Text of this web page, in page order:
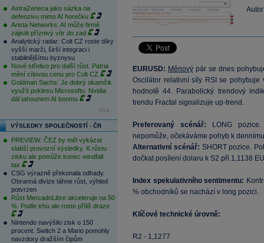
AstraZeneca jako sázka na
defenzivu mimo AI horečku
Arista Networks: AI může firmě
zajistit příznivý vítr do zad
Analytický radar: Colt CZ roste díky
vyšší marži, širší integraci i
stabilnějšímu byznysu
Nové střelivo pro další růst. Patria
mění cílovou cenu pro Colt CZ
Goldman Sachs: Je dobrý okamžik
využít poklesu Microsoftu. Nvidia
dál tahounem AI boomu
více...
VÝSLEDKY SPOLEČNOSTÍ - ČR
PREVIEW: ČEZ by měl vykázat
slabší provozní výsledky. K růstu
zisku ale pomůže konec windfall
tax
CSG výrazně překonala odhady.
Obranná divize táhne růst, výhled
potvrzen
Růst MercadoLibre akceleruje na 50
%. Podle trhu ale roste příliš draze
Nintendo navýšilo zisk o 150
procent. Switch 2 a Mario pomohly
navzdory dražším čipům
EURUSD: Měnovýpár se dnes
Oscilátor relativní síly RSI se
hodnotě 44. Parabolický trendový
trendu Fractal signalizuje up-trend.
Preferovaný scénář: LONG
nepomůže, očekáváme pohyb k
Alternativní scénář: SHORT pozice.
dočkat posílení dolaru k S2 při 1,1138
Index spekulativního sentimentu:
% obchodníků se nachází v long pozici.
Klíčové technické úrovně:
R2 - 1,1277